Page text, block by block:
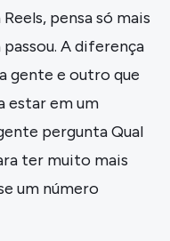
pensa só mais
A diferença
gente e outro que
estar em um
pergunta Qual
ter muito mais
um número